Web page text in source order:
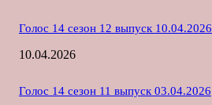
Голос 14 сезон 12 выпуск 10.04.2026
10.04.2026
Голос 14 сезон 11 выпуск 03.04.2026